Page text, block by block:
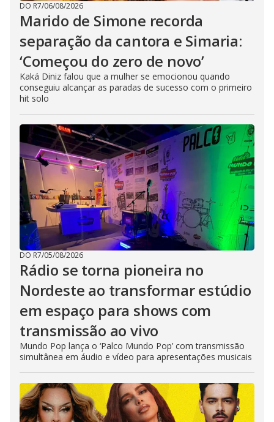
DO R7/06/08/2026
Marido de Simone recorda
separação da cantora e Simaria:
‘Começou do zero de novo’
Kaká Diniz falou que a mulher se emocionou quando
conseguiu alcançar as paradas de sucesso com o primeiro
hit solo
DO R7/05/08/2026
Rádio se torna pioneira no
Nordeste ao transformar estúdio
em espaço para shows com
transmissão ao vivo
Mundo Pop lança o ‘Palco Mundo Pop’ com transmissão
simultânea em áudio e vídeo para apresentações musicais